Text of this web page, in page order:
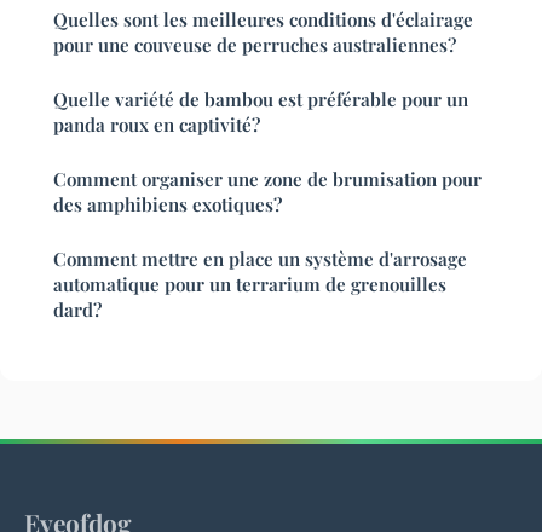
Quelles sont les meilleures conditions d'éclairage
pour une couveuse de perruches australiennes?
Quelle variété de bambou est préférable pour un
panda roux en captivité?
Comment organiser une zone de brumisation pour
des amphibiens exotiques?
Comment mettre en place un système d'arrosage
automatique pour un terrarium de grenouilles
dard?
Eyeofdog